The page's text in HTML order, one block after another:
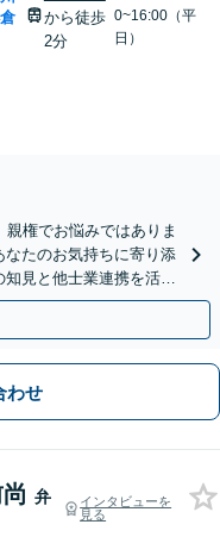
から徒歩
2分
0~16:00（平
日）
親権でお悩みではありま
たのお気持ちに寄り添
見と他士業連携を活用
わせ
弁
インタビューを
見る